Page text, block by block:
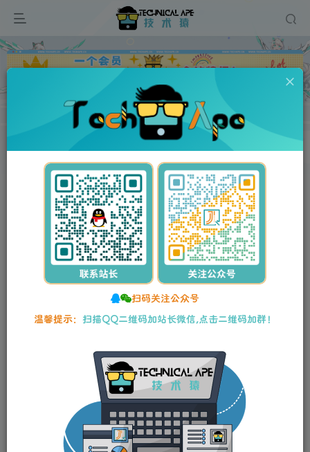
广告
主题美化 zibll子比主题美化 正文
WordPress美化弹窗插件：Better Popup 让美化更简单
此内容为付费阅读，请付费后查看
50积分
【VIP】普通会员 25 【SVIP】至尊会员
登录购买
WordPress美化弹窗插件：Better Popup 让美化
0
插件简介
Better Popup 是一个基于wordpress开发的插件，由倦意个
人独立开发，插件包含若干个设置好的弹窗，用户只需要在
后台启动，经过全程可视化的操作，即可轻松使用！
扫码关注公众号
温馨提示： 扫描QQ二维码加站长微信,点击二维码加群！